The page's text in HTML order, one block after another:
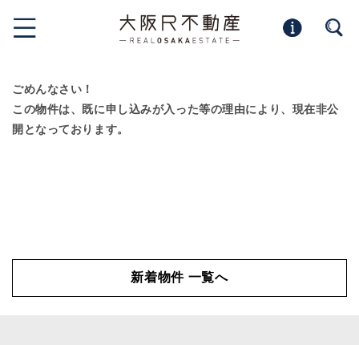
ごめんなさい！
この物件は、既に申し込みが入った等の理由により、現在非公
開となっております。
新着物件 一覧へ